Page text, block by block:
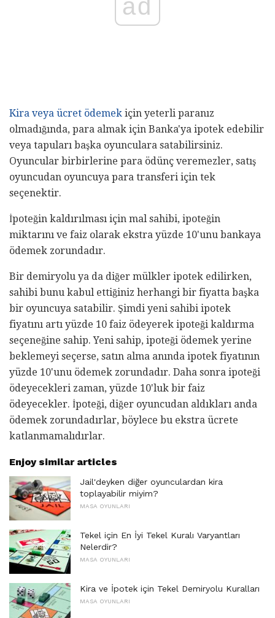
ad
Kira veya ücret ödemek için yeterli paranız
olmadığında, para almak için Banka'ya ipotek edebilir
veya tapuları başka oyunculara satabilirsiniz.
Oyuncular birbirlerine para ödünç veremezler, satış
oyuncudan oyuncuya para transferi için tek
seçenektir.
İpoteğin kaldırılması için mal sahibi, ipoteğin
miktarını ve faiz olarak ekstra yüzde 10'unu bankaya
ödemek zorundadır.
Bir demiryolu ya da diğer mülkler ipotek edilirken,
sahibi bunu kabul ettiğiniz herhangi bir fiyatta başka
bir oyuncuya satabilir. Şimdi yeni sahibi ipotek
fiyatını artı yüzde 10 faiz ödeyerek ipoteği kaldırma
seçeneğine sahip. Yeni sahip, ipoteği ödemek yerine
beklemeyi seçerse, satın alma anında ipotek fiyatının
yüzde 10'unu ödemek zorundadır. Daha sonra ipoteği
ödeyecekleri zaman, yüzde 10'luk bir faiz
ödeyecekler. İpoteği, diğer oyuncudan aldıkları anda
ödemek zorundadırlar, böylece bu ekstra ücrete
katlanmamalıdırlar.
Enjoy similar articles
Jail'deyken diğer oyunculardan kira
toplayabilir miyim?
MASA OYUNLARI
Tekel için En İyi Tekel Kuralı Varyantları
Nelerdir?
MASA OYUNLARI
Kira ve İpotek için Tekel Demiryolu Kuralları
MASA OYUNLARI